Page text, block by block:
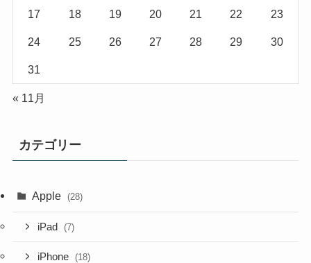
17 18 19 20 21 22 23
24 25 26 27 28 29 30
31
« 11月
カテゴリー
Apple (28)
iPad (7)
iPhone (18)